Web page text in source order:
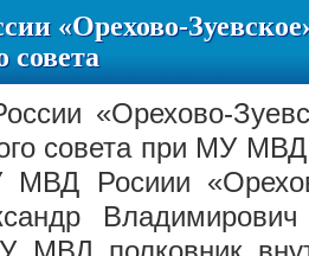
«Орехово-Зуевское»
совета
«Орехово-
совета при МУ
Росиии